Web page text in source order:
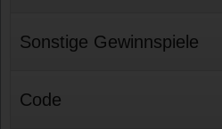
Sonstige Gewinnspiele
Code